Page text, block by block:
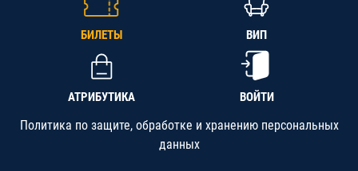
БИЛЕТЫ ВИП
АТРИБУТИКА ВОЙТИ
Политика по защите, обработке и хранению персональных
данных